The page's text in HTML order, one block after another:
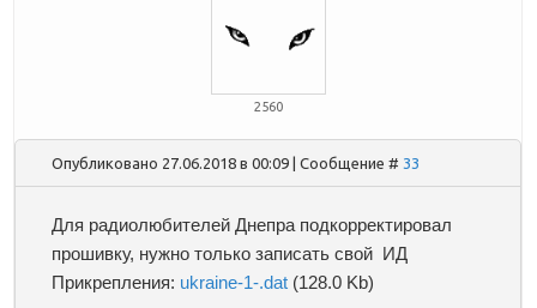
2560
Опубликовано 27.06.2018 в 00:09 | Сообщение # 33
Для радиолюбителей Днепра подкорректировал
прошивку, нужно только записать свой ИД
Прикрепления: ukraine-1-.dat (128.0 Kb)